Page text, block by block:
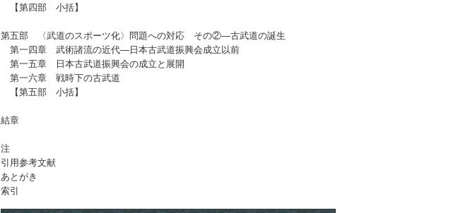
【第四部 小括】
第五部 〈武道のスポーツ化〉問題への対応 その②―古武道の誕生
第一四章 武術諸流の近代―日本古武道振興会成立以前
第一五章 日本古武道振興会の成立と展開
第一六章 戦時下の古武道
【第五部 小括】
結章
注
引用参考文献
あとがき
索引